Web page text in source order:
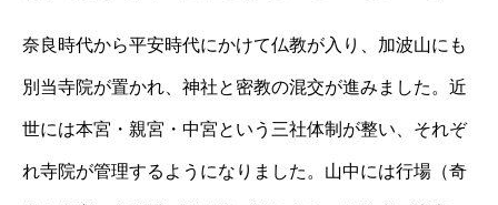
奈良時代から平安時代にかけて仏教が入り、加波山にも
別当寺院が置かれ、神社と密教の混交が進みました。近
世には本宮・親宮・中宮という三社体制が整い、それぞ
れ寺院が管理するようになりました。山中には行場（奇